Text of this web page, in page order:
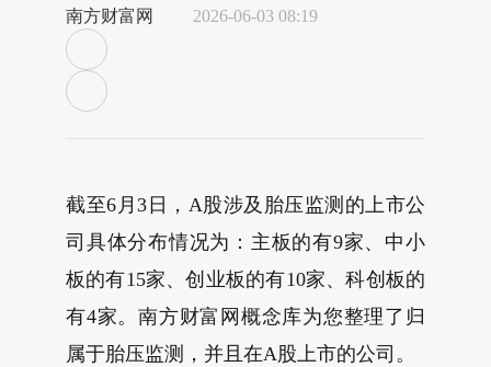
南方财富网 2026-06-03 08:19
截至6月3日，A股涉及胎压监测的上市公
司具体分布情况为：主板的有9家、中小
板的有15家、创业板的有10家、科创板的
有4家。南方财富网概念库为您整理了归
属于胎压监测，并且在A股上市的公司。